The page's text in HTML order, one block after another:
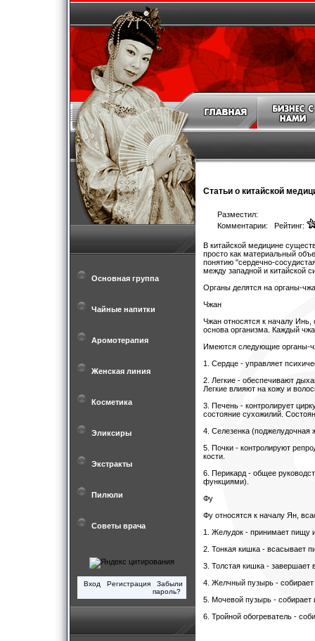
Основная группа
Чайные напитки
Аромотерапия
Женская линия
Косметика
Эликсиры
Экстракты
Пилюли
Советы врача
Вход Регистрация
Забыли
пароль?
Статьи о китайской
Разместил:
Комментарии: Рейтинг:
В китайской медицине
просто как материальный
понятию "сердечно-
между западной и китайской
Органы делятся на органы-
Чжан
Чжан относятся к началу Инь,
основа организма. Каждый
Имеются следующие органы-
1. Сердце - управляет
2. Легкие - обеспечивают
Легкие влияют на кожу и
3. Печень - контролирует
состояние сухожилий.
4. Селезенка
5. Почки - контролируют
кости.
6. Перикард - общее
функциями).
Фу
Фу относятся к началу Ян,
1. Желудок - принимает пищу
2. Тонкая кишка - всасывает
3. Толстая кишка - завершает
4. Желчный пузырь -
5. Мочевой пузырь -
6. Тройной обогреватель -